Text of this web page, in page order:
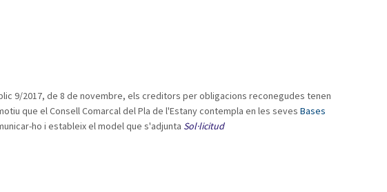
9/2017, de 8 de novembre, els creditors per obligacions reconegudes tenen
que el Consell Comarcal del Pla de l'Estany contempla en les seves Bases
ho i estableix el model que s'adjunta Sol·licitud